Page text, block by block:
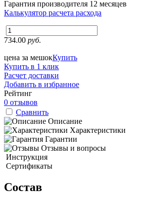
Гарантия производителя 12 месяцев
Калькулятор расчета расхода
734.00 руб.
цена за мешокКупить
Купить в 1 клик
Расчет доставки
Добавить в избранное
Рейтинг
0 отзывов
Сравнить
Описание
Характеристики
Гарантии
Отзывы и вопросы
Инструкция
Сертификаты
Состав